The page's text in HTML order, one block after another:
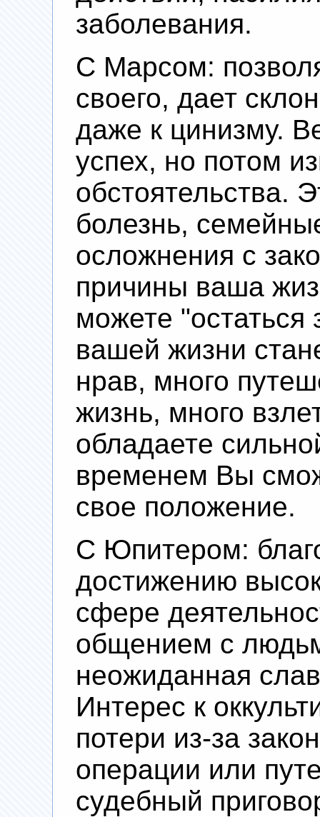
заболевания.
С Марсом:
своего, дает
даже к цинизму.
успех, но потом
обстоятельства.
болезнь,
осложнения с
причины ваша
можете "остаться
вашей жизни
нрав, много
жизнь, много
обладаете
временем Вы
свое положение.
С Юпитером:
достижению
сфере
общением с
неожиданная
Интерес к
потери из-за
операции или
судебный